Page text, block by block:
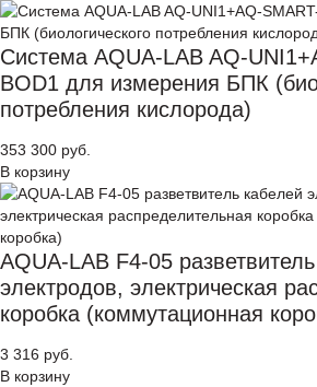
Система AQUA-LAB AQ-
BOD1 для измерения БПК
потребления кислорода)
353 300 руб.
В корзину
AQUA-LAB F4-05
электродов, электрическая
коробка (коммутационная
3 316 руб.
В корзину